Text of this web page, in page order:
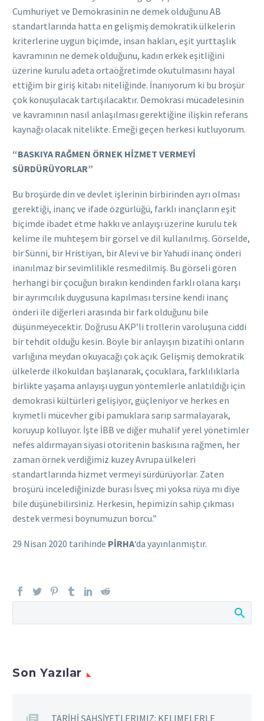
Cumhuriyet ve Demokrasinin ne demek olduğunu AB
standartlarında hatta en gelişmiş demokratik ülkelerin
kriterlerine uygun biçimde, insan hakları, eşit yurttaşlık
kavramının ne demek olduğunu, kadın erkek eşitliğini
üzerine kurulu adeta ortaöğretimde okutulmasını hayal
ettiğim bir giriş kitabı niteliğinde. İnanıyorum ki bu broşür
çok konuşulacak tartışılacaktır. Demokrasi mücadelesinin
ve kavramının nasıl anlaşılması gerektiğine ilişkin referans
kaynağı olacak nitelikte. Emeği geçen herkesi kutluyorum.
“BASKIYA RAĞMEN ÖRNEK HİZMET VERMEYİ
SÜRDÜRÜYORLAR”
Bu broşürde din ve devlet işlerinin birbirinden ayrı olması
gerektiği, inanç ve ifade özgürlüğü, farklı inançların eşit
biçimde ibadet etme hakkı ve anlayışı üzerine kurulu tek
kelime ile muhteşem bir görsel ve dil kullanılmış. Görselde,
bir Sünni, bir Hristiyan, bir Alevi ve bir Yahudi inanç önderi
inanılmaz bir sevimlilikle resmedilmiş. Bu görseli gören
herhangi bir çocuğun bırakın kendinden farklı olana karşı
bir ayrımcılık duygusuna kapılması tersine kendi inanç
önderi ile diğerleri arasında bir fark olduğunu bile
düşünmeyecektir. Doğrusu AKP’li trollerin varoluşuna ciddi
bir tehdit olduğu kesin. Böyle bir anlayışın bizatihi onların
varlığına meydan okuyacağı çok açık. Gelişmiş demokratik
ülkelerde ilkokuldan başlanarak, çocuklara, farklılıklarla
birlikte yaşama anlayışı uygun yöntemlerle anlatıldığı için
demokrasi kültürleri gelişiyor, güçleniyor ve herkes en
kıymetli mücevher gibi pamuklara sarıp sarmalayarak,
koruyup kolluyor. İşte İBB ve diğer muhalif yerel yönetimler
nefes aldırmayan siyasi otoritenin baskısına rağmen, her
zaman örnek verdiğimiz kuzey Avrupa ülkeleri
standartlarında hizmet vermeyi sürdürüyorlar. Zaten
broşürü incelediğinizde burası İsveç mi yoksa rüya mı diye
bile düşünebilirsiniz. Herkesin, hepimizin sahip çıkması
destek vermesi boynumuzun borcu.”
29 Nisan 2020 tarihinde PİRHA‘da yayınlanmıştır.
Son Yazılar
TARİHİ ŞAHSİYETLERIMIZ: KELIMELERLE